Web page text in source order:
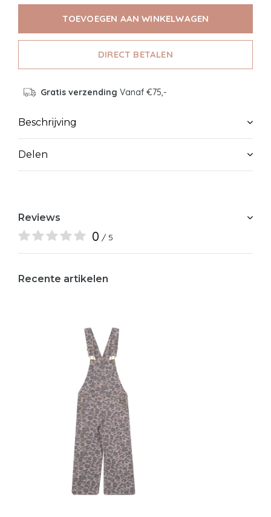
TOEVOEGEN AAN WINKELWAGEN
DIRECT BETALEN
Gratis verzending Vanaf €75,-
Beschrijving
Delen
Reviews
0 / 5
Recente artikelen